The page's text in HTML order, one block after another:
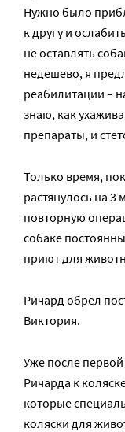
Нужно было
к другу и
не оставлять
недешево, я
реабилитации –
знаю, как
препараты, и
Только время,
растянулось на
повторную
собаке
приют для
Ричард обрел
Виктория.
Уже после
Ричарда к
которые
коляски для